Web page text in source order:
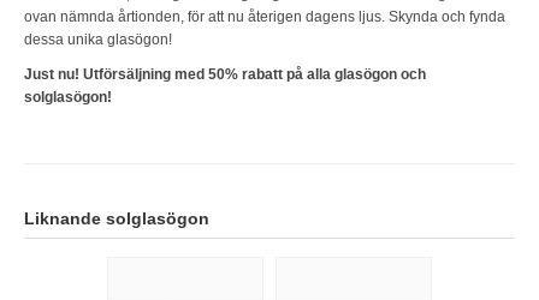
ovan nämnda årtionden, för att nu återigen dagens ljus. Skynda och fynda
dessa unika glasögon!
Just nu! Utförsäljning med 50% rabatt på alla glasögon och
solglasögon!
Liknande solglasögon